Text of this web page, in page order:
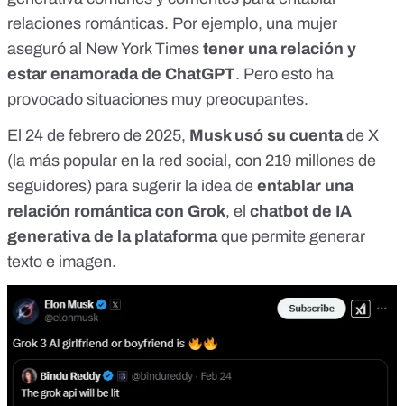
relaciones románticas. Por ejemplo, una mujer
aseguró al New York Times tener una relación y
estar enamorada de ChatGPT. Pero esto ha
provocado situaciones muy preocupantes.
El 24 de febrero de 2025, Musk usó su cuentade X
(la más popular en la red social, con 219 millones de
seguidores) para sugerir la idea de entablar una
relación romántica con Grok, el chatbot de IA
generativa de la plataformaque permite generar
texto e imagen.